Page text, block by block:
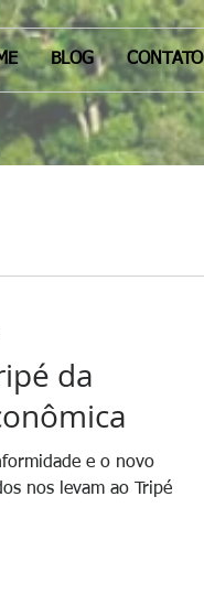
BLOG CONTATO
da
e o novo
nos levam ao Tripé